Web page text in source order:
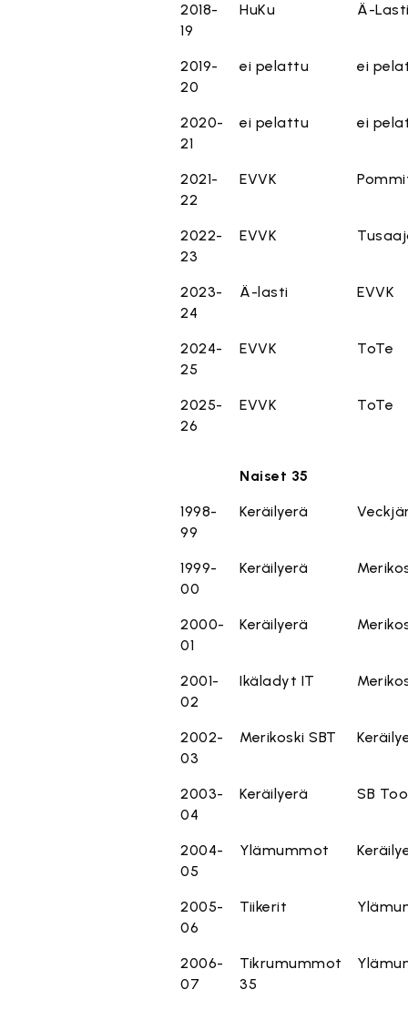
2018-
19
HuKu Ä-
2019-
20
ei pelattu ei
2020-
21
ei pelattu ei
2021-
22
EVVK
2022-
23
EVVK
2023-
24
Ä-lasti EVVK
2024-
25
EVVK ToTe
2025-
26
EVVK ToTe
Naiset 35
1998-
99
Keräilyerä
1999-
00
Keräilyerä
2000-
01
Keräilyerä
2001-
02
Ikäladyt IT
2002-
03
Merikoski SBT
2003-
04
Keräilyerä SB
2004-
05
Ylämummot
2005-
06
Tiikerit
2006-
07
Tikrumummot
35